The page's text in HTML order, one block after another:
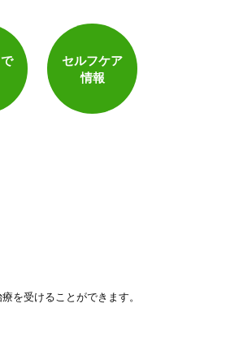
セルフケア
情報
を受けることができます。